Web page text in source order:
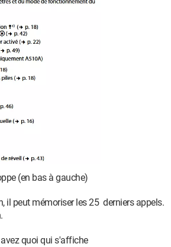
(en bas à gauche)
il peut mémoriser les 25 derniers appels.
quoi qui s'affiche